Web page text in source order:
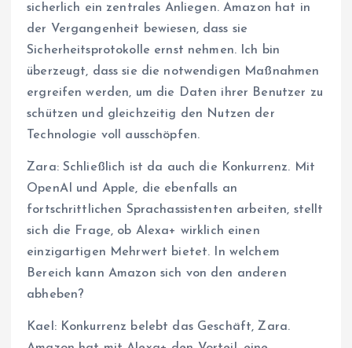
sicherlich ein zentrales Anliegen. Amazon hat in
der Vergangenheit bewiesen, dass sie
Sicherheitsprotokolle ernst nehmen. Ich bin
überzeugt, dass sie die notwendigen Maßnahmen
ergreifen werden, um die Daten ihrer Benutzer zu
schützen und gleichzeitig den Nutzen der
Technologie voll ausschöpfen.
Zara: Schließlich ist da auch die Konkurrenz. Mit
OpenAI und Apple, die ebenfalls an
fortschrittlichen Sprachassistenten arbeiten, stellt
sich die Frage, ob Alexa+ wirklich einen
einzigartigen Mehrwert bietet. In welchem
Bereich kann Amazon sich von den anderen
abheben?
Kael: Konkurrenz belebt das Geschäft, Zara.